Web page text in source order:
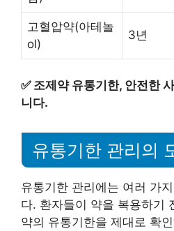
고혈압약(아테놀
ol)
3년
✅ 조제약 유통기한, 안전한
니다.
유통기한 관리의
유통기한 관리에는 여러 가
다. 환자들이 약을 복용하기
약의 유통기한을 제대로 확